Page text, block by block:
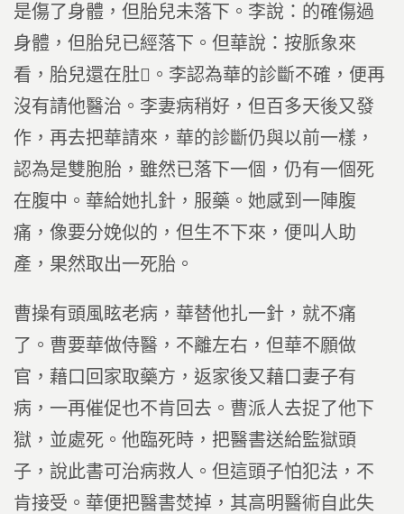
是傷了身體，但胎兒未落下。李說：的確傷過
身體，但胎兒已經落下。但華說：按脈象來
看，胎兒還在肚。李認為華的診斷不確，便再
沒有請他醫治。李妻病稍好，但百多天後又發
作，再去把華請來，華的診斷仍與以前一樣，
認為是雙胞胎，雖然已落下一個，仍有一個死
在腹中。華給她扎針，服藥。她感到一陣腹
痛，像要分娩似的，但生不下來，便叫人助
產，果然取出一死胎。
曹操有頭風眩老病，華替他扎一針，就不痛
了。曹要華做侍醫，不離左右，但華不願做
官，藉口回家取藥方，返家後又藉口妻子有
病，一再催促也不肯回去。曹派人去捉了他下
獄，並處死。他臨死時，把醫書送給監獄頭
子，說此書可治病救人。但這頭子怕犯法，不
肯接受。華便把醫書焚掉，其高明醫術自此失